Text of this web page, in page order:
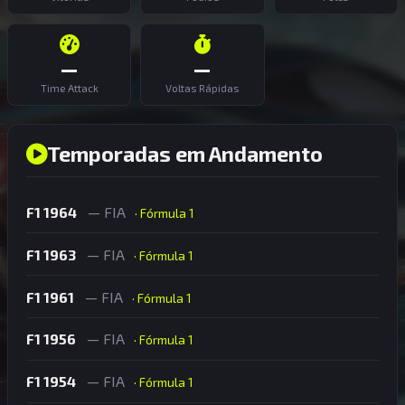
—
Time Attack
—
Voltas Rápidas
Temporadas em Andamento
F1 1964 — FIA · Fórmula 1
F1 1963 — FIA · Fórmula 1
F1 1961 — FIA · Fórmula 1
F1 1956 — FIA · Fórmula 1
F1 1954 — FIA · Fórmula 1